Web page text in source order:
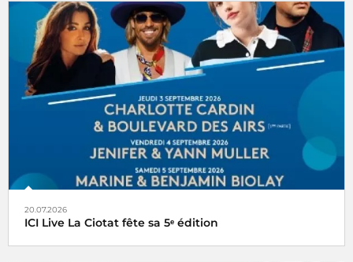
20.07.2026
ICI Live La Ciotat fête sa 5ᵉ édition